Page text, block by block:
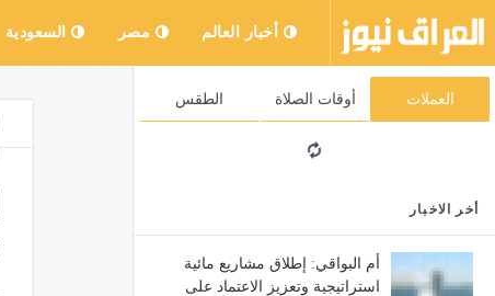
أخبار العالم مصر السعودية
العملات أوقات الصلاة الطقس
أخر الاخبار
أم البواقي: إطلاق مشاريع مائية
استراتيجية وتعزيز الاعتماد على